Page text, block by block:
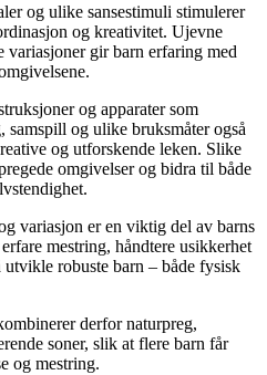
og ulike sansestimuli stimulerer
og kreativitet. Ujevne
gir barn erfaring med
og apparater som
og ulike bruksmåter også
og utforskende leken. Slike
omgivelser og bidra til både
variasjon er en viktig del av barns
mestring, håndtere usikkerhet
utvikle robuste barn – både fysisk
derfor naturpreg,
soner, slik at flere barn får
og mestring.